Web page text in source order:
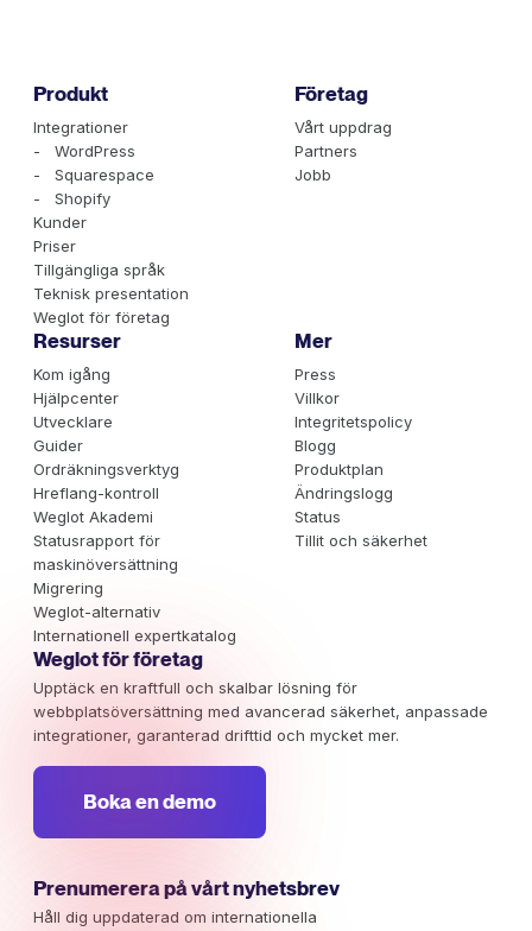
Produkt
Integrationer
- WordPress
- Squarespace
- Shopify
Kunder
Priser
Tillgängliga språk
Teknisk presentation
Weglot för företag
Företag
Vårt uppdrag
Partners
Jobb
Resurser
Kom igång
Hjälpcenter
Utvecklare
Guider
Ordräkningsverktyg
Hreflang-kontroll
Weglot Akademi
Statusrapport för
maskinöversättning
Migrering
Weglot-alternativ
Internationell expertkatalog
Mer
Press
Villkor
Integritetspolicy
Blogg
Produktplan
Ändringslogg
Status
Tillit och säkerhet
Weglot för företag
Upptäck en kraftfull och skalbar lösning för
webbplatsöversättning med avancerad säkerhet, anpassade
integrationer, garanterad drifttid och mycket mer.
Boka en demo
Prenumerera på vårt nyhetsbrev
Håll dig uppdaterad om internationella